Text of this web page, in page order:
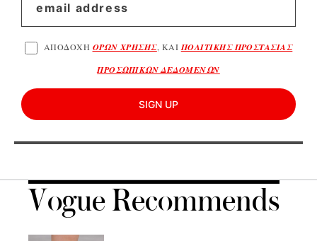
ΑΠΟΔΟΧΗ ΟΡΩΝ ΧΡΗΣΗΣ, ΚΑΙ ΠΟΛΙΤΙΚΗΣ ΠΡΟΣΤΑΣΙΑΣ
ΠΡΟΣΩΠΙΚΩΝ ΔΕΔΟΜΕΝΩΝ
SIGN UP
Vogue Recommends